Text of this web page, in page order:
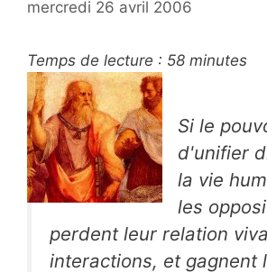
mercredi 26 avril 2006
Temps de lecture : 58 minutes
Si le
d'unifier
la vie
les
perdent leur relation
interactions, et gagnent